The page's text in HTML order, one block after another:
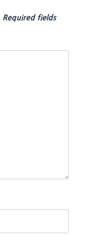
Required fields